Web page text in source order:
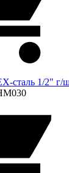
сталь 1/2"